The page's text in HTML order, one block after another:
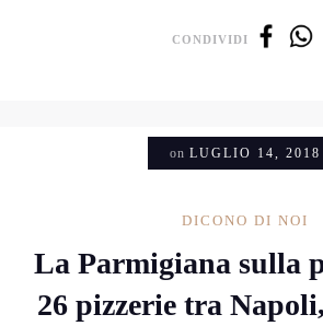
CONDIVIDI
on LUGLIO 14, 2018
DICONO DI NOI
La Parmigiana sulla
26 pizzerie tra